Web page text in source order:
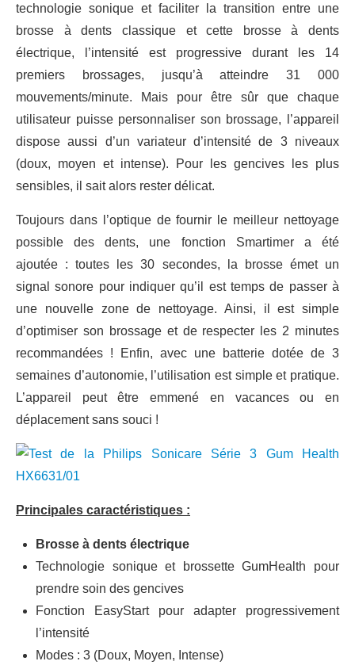
technologie sonique et faciliter la transition entre une
brosse à dents classique et cette brosse à dents
électrique, l’intensité est progressive durant les 14
premiers brossages, jusqu’à atteindre 31 000
mouvements/minute. Mais pour être sûr que chaque
utilisateur puisse personnaliser son brossage, l’appareil
dispose aussi d’un variateur d’intensité de 3 niveaux
(doux, moyen et intense). Pour les gencives les plus
sensibles, il sait alors rester délicat.
Toujours dans l’optique de fournir le meilleur nettoyage
possible des dents, une fonction Smartimer a été
ajoutée : toutes les 30 secondes, la brosse émet un
signal sonore pour indiquer qu’il est temps de passer à
une nouvelle zone de nettoyage. Ainsi, il est simple
d’optimiser son brossage et de respecter les 2 minutes
recommandées ! Enfin, avec une batterie dotée de 3
semaines d’autonomie, l’utilisation est simple et pratique.
L’appareil peut être emmené en vacances ou en
déplacement sans souci !
Principales caractéristiques :
Brosse à dents électrique
Technologie sonique et brossette GumHealth pour
prendre soin des gencives
Fonction EasyStart pour adapter progressivement
l’intensité
Modes : 3 (Doux, Moyen, Intense)